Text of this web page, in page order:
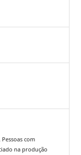
Pessoas com
na produção